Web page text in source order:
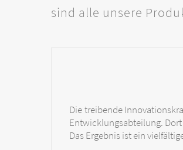
sind alle unsere
Die treibende
Entwicklungsabteilung.
Das Ergebnis ist ein